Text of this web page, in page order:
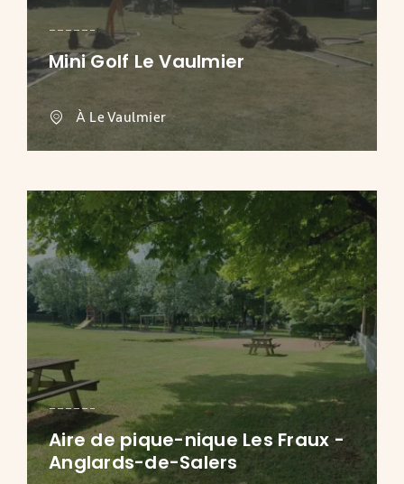
Mini Golf Le Vaulmier
À Le Vaulmier
Aire de pique-nique Les Fraux -
Anglards-de-Salers